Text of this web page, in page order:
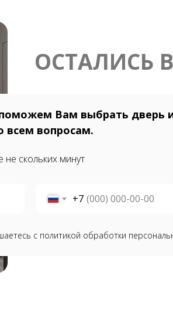
+7
ОСТАЛИСЬ
Вам выбрать дверь
всем вопросам.
скольких минут
с политикой обработки